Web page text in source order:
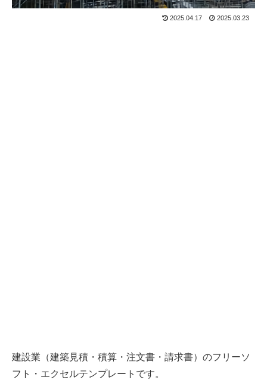
2025.04.17 2025.03.23
建設業（建築見積・積算・注文書・請求書）のフリーソ
フト・エクセルテンプレートです。